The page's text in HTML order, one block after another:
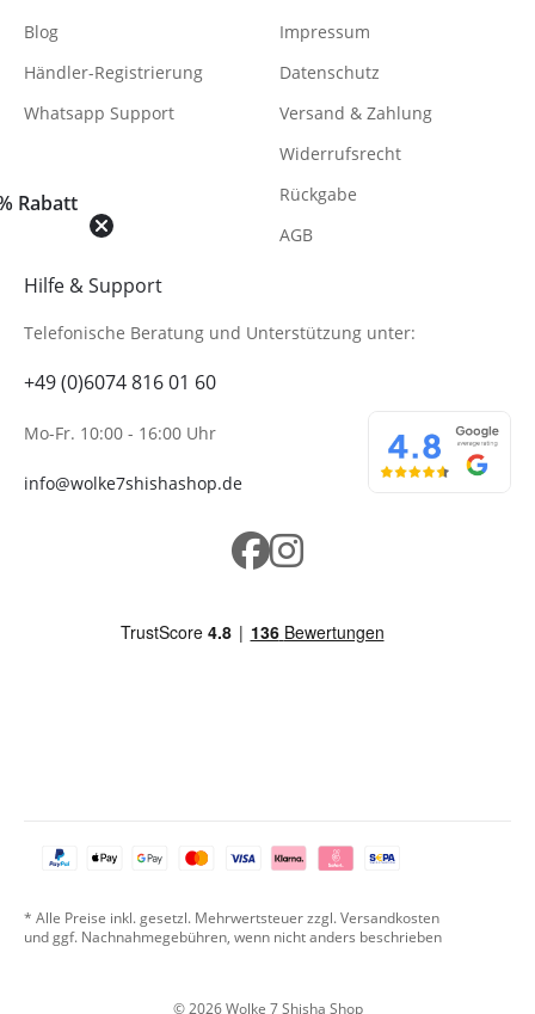
Rabatt
Hilfe & Support
Telefonische Beratung und Unterstützung unter:
+49 (0)6074 816 01 60
Mo-Fr. 10:00 - 16:00 Uhr
info@wolke7shishashop.de
Blog
Händler-Registrierung
Whatsapp Support
Impressum
Datenschutz
Versand & Zahlung
Widerrufsrecht
Rückgabe
AGB
© 2026 Wolke 7 Shisha Shop
* Alle Preise inkl. gesetzl. Mehrwertsteuer zzgl. Versandkosten
und ggf. Nachnahmegebühren, wenn nicht anders beschrieben